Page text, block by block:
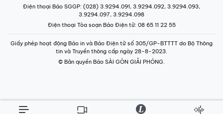
Điện thoại Báo SGGP: (028) 3.9294.091, 3.9294.092, 3.9294.093,
3.9294.097, 3.9294.098
Điện thoại Tòa soạn Báo Điện tử: 08 65 11 22 55
Giấy phép hoạt động Báo in và Báo Điện tử số 305/GP-BTTTT do Bộ Thông
tin và Truyền thông cấp ngày 28-8-2023.
© Bản quyền Báo SÀI GÒN GIẢI PHÓNG.